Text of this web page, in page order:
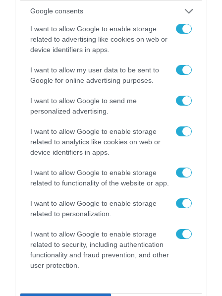
Google consents
I want to allow Google to enable storage
related to advertising like cookies on web or
device identifiers in apps.
I want to allow my user data to be sent to
Google for online advertising purposes.
I want to allow Google to send me
personalized advertising.
I want to allow Google to enable storage
related to analytics like cookies on web or
device identifiers in apps.
I want to allow Google to enable storage
related to functionality of the website or app.
I want to allow Google to enable storage
related to personalization.
I want to allow Google to enable storage
related to security, including authentication
functionality and fraud prevention, and other
user protection.
05.08.2026 | 20:02
Αναδιάταξη για τον ρωσικό Στρατό στο
Ντονμπάς με εντολή Πούτιν: Οι αλλαγές στη
διοίκηση και πύραυλοι από τη Β.Κορέα
Το Ομάν συμφώνησε ότι τα Στενά του Ορμούζ
είναι υπό ιρανική κυριαρχία και επιτεύχθηκε
συμφωνία